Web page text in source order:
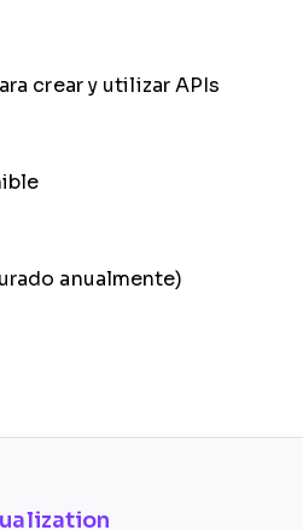
crear y utilizar APIs
anualmente)